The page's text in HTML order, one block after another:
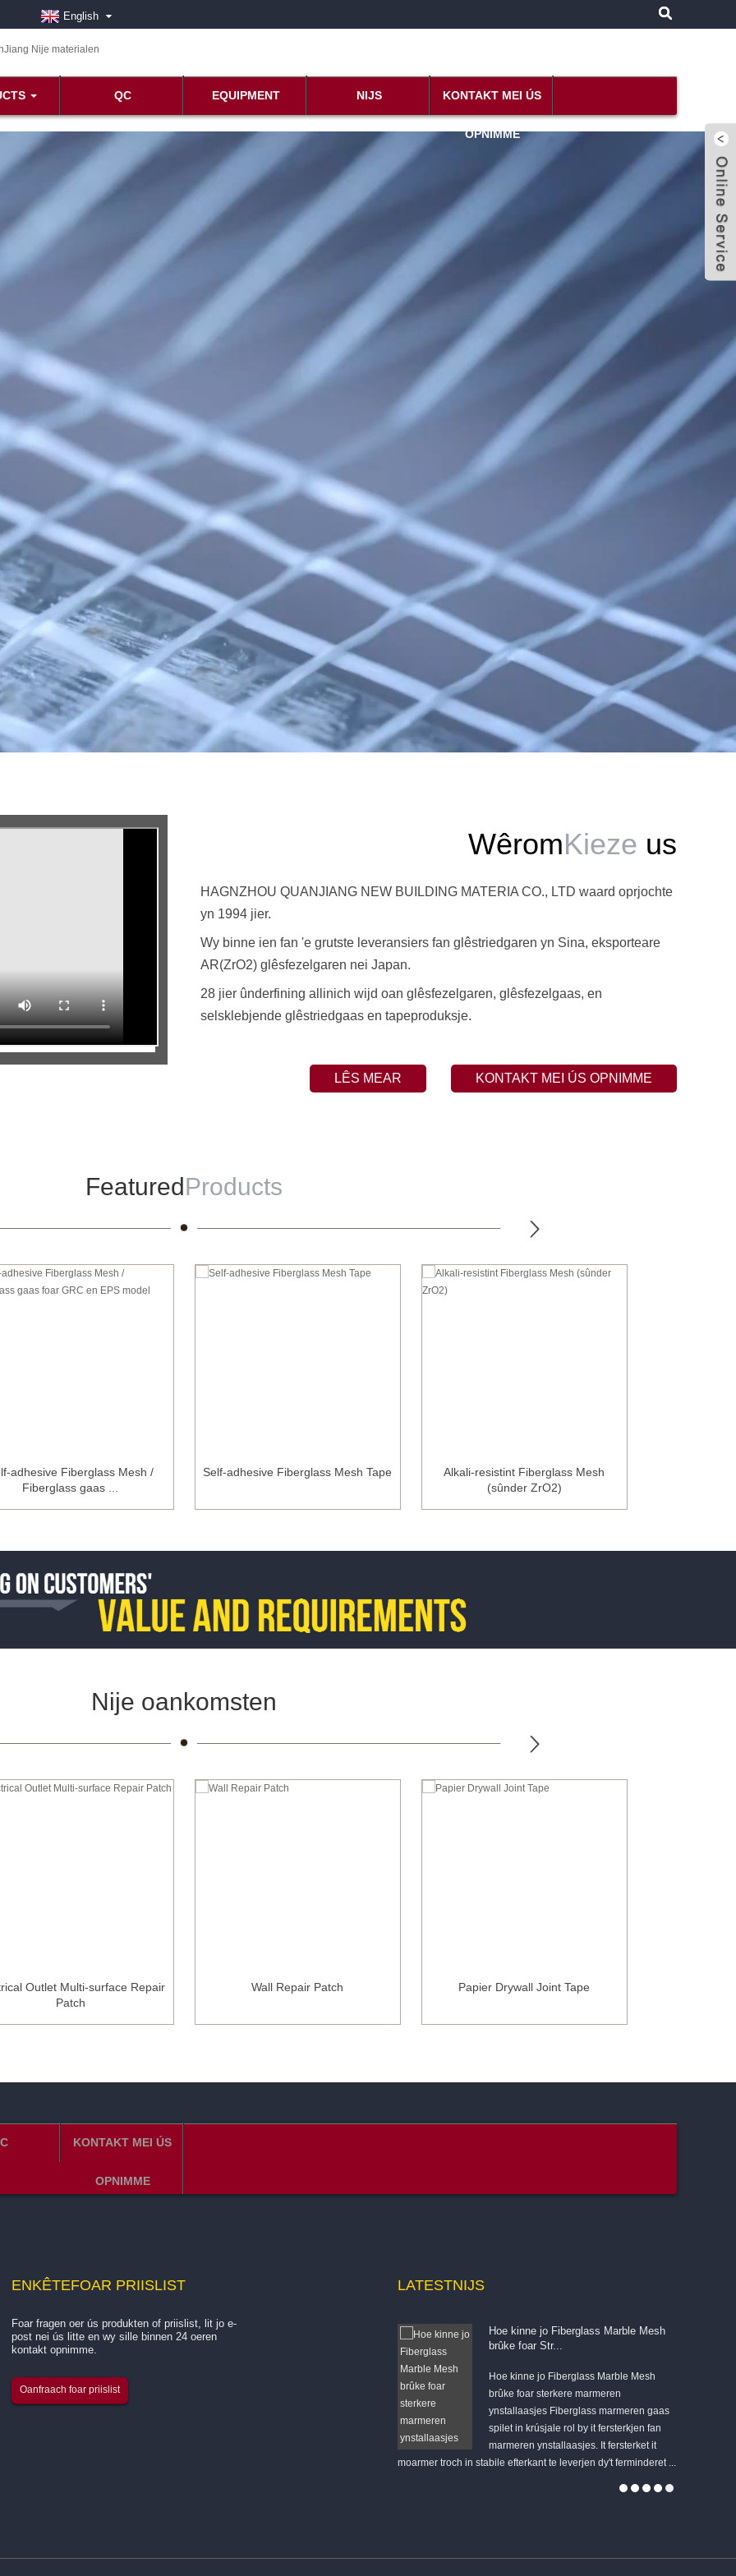
English
QC EQUIPMENT NIJS KONTAKT MEI ÚS
OPNIMME
WêromKieze us
HAGNZHOU QUANJIANG NEW BUILDING MATERIA CO., LTD waard oprjochte
yn 1994 jier.
Wy binne ien fan 'e grutste leveransiers fan glêstriedgaren yn Sina, eksporteare
AR(ZrO2) glêsfezelgaren nei Japan.
28 jier ûnderfining allinich wijd oan glêsfezelgaren, glêsfezelgaas, en
selsklebjende glêstriedgaas en tapeproduksje.
KONTAKT MEI ÚS OPNIMME
LÊS MEAR
FeaturedProducts
adhesive Fiberglass Mesh /
Fiberglass gaas ...
Self-adhesive Fiberglass Mesh Tape
Alkali-resistint Fiberglass Mesh
(sûnder ZrO2)
Nije oankomsten
Outlet Multi-surface Repair
Patch
Wall Repair Patch Papier Drywall Joint Tape
KONTAKT MEI ÚS
OPNIMME
ENKÊTEFOAR PRIISLIST
Foar fragen oer ús produkten of priislist, lit jo e-
post nei ús litte en wy sille binnen 24 oeren
kontakt opnimme.
Oanfraach foar priislist
LATESTNIJS
Yntroduksje oer de glâns fan ús bedriuw ...
Hangzhou Quanjiang New Building Materials Co., Ltd. Wy
hawwe operearre si...
Hoe kinne jo Fiberglass Marble Mesh
brûke foar Str...
Hoe kinne jo Fiberglass Marble Mesh
brûke foar sterkere marmeren
ynstallaasjes Fiberglass marmeren gaas
spilet in krúsjale rol by it fersterkjen fan
marmeren ynstallaasjes. It fersterket it
moarmer troch in stabile efterkant te leverjen dy't ferminderet ...